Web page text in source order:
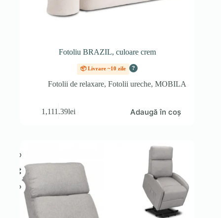
Fotoliu BRAZIL, culoare crem
📦 Livrare ~10 zile ?
Fotolii de relaxare, Fotolii ureche, MOBILA
1,111.39lei Adaugă în coș